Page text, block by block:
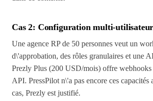
Cas 2: Configuration multi-
Une agence RP de 50 personnes veut un
d\'approbation, des rôles granulaires et une
Prezly Plus (200 USD/mois) offre webhooks
API. PressPilot n\'a pas encore ces capacités
cas, Prezly est justifié.